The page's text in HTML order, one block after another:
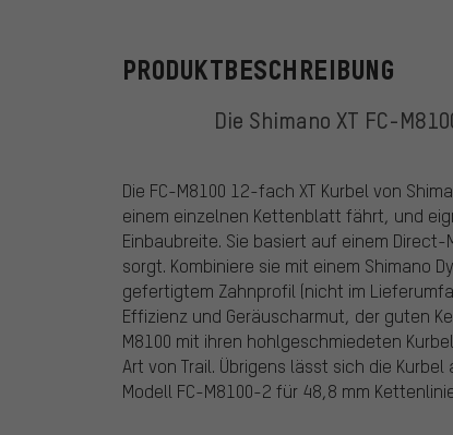
PRODUKTBESCHREIBUNG
Die Shimano XT FC-
Die FC-M8100 12-fach XT Kurbel von
einem einzelnen Kettenblatt fährt, und
Einbaubreite. Sie basiert auf einem
sorgt. Kombiniere sie mit einem Shimano
gefertigtem Zahnprofil (nicht im
Effizienz und Geräuscharmut, der guten
M8100 mit ihren hohlgeschmiedeten
Art von Trail. Übrigens lässt sich die
Modell FC-M8100-2 für 48,8 mm